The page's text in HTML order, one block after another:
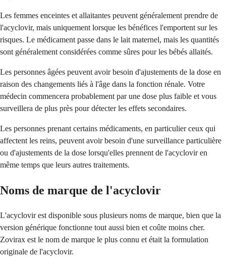
Les femmes enceintes et allaitantes peuvent généralement prendre de
l'acyclovir, mais uniquement lorsque les bénéfices l'emportent sur les
risques. Le médicament passe dans le lait maternel, mais les quantités
sont généralement considérées comme sûres pour les bébés allaités.
Les personnes âgées peuvent avoir besoin d'ajustements de la dose en
raison des changements liés à l'âge dans la fonction rénale. Votre
médecin commencera probablement par une dose plus faible et vous
surveillera de plus près pour détecter les effets secondaires.
Les personnes prenant certains médicaments, en particulier ceux qui
affectent les reins, peuvent avoir besoin d'une surveillance particulière
ou d'ajustements de la dose lorsqu'elles prennent de l'acyclovir en
même temps que leurs autres traitements.
Noms de marque de l'acyclovir
L'acyclovir est disponible sous plusieurs noms de marque, bien que la
version générique fonctionne tout aussi bien et coûte moins cher.
Zovirax est le nom de marque le plus connu et était la formulation
originale de l'acyclovir.